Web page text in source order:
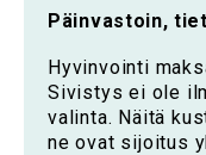
Päinvastoin,
Hyvinvointi
Sivistys ei ole
valinta. Näitä
ne ovat sijoitus